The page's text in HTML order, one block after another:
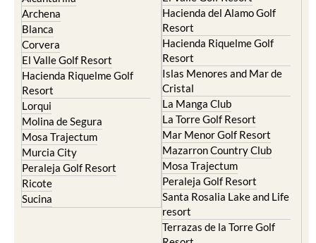
Abaran
Alcantarilla
Archena
Blanca
Corvera
El Valle Golf Resort
Hacienda Riquelme Golf
Resort
Lorqui
Molina de Segura
Mosa Trajectum
Murcia City
Peraleja Golf Resort
Ricote
Condado de Alhama
El Valle Golf Resort
Hacienda del Alamo Golf
Resort
Hacienda Riquelme Golf
Resort
Islas Menores and Mar de
Cristal
La Manga Club
La Torre Golf Resort
Mar Menor Golf Resort
Mazarron Country Club
Mosa Trajectum
Peraleja Golf Resort
Santa Rosalia Lake and Life
resort